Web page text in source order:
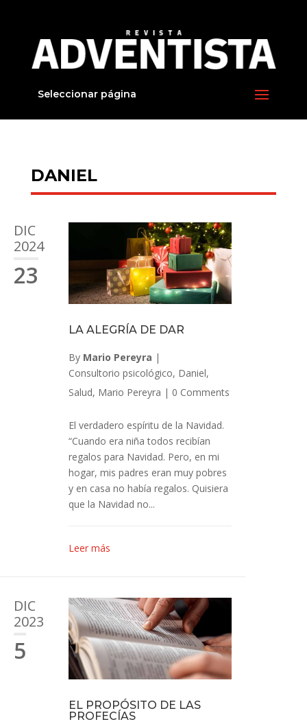
Seleccionar página
DANIEL
DIC
2024
23
LA ALEGRÍA DE DAR
By Mario Pereyra |
Consultorio psicológico, Daniel,
Salud, Mario Pereyra | 0 Comments
El verdadero espíritu de la Navidad.
“Cuando era niña todos recibían
regalos para Navidad. Pero, en mi
hogar, mis padres eran muy pobres
y en casa no había regalos. Quisiera
que la Navidad no...
Leer más
DIC
2023
5
EL PROPÓSITO DE LAS
PROFECÍAS